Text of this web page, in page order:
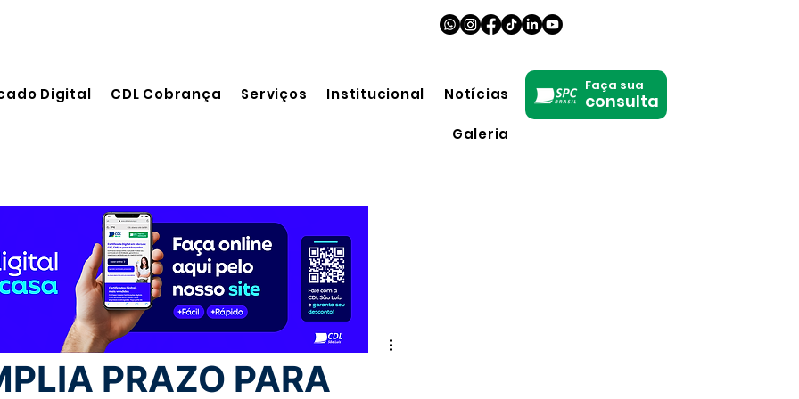
Digital CDL Cobrança Serviços Institucional Notícias
Galeria
Faça sua
consulta
PRAZO PARA